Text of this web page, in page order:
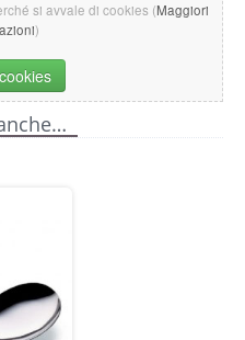
si avvale di cookies (Maggiori
)